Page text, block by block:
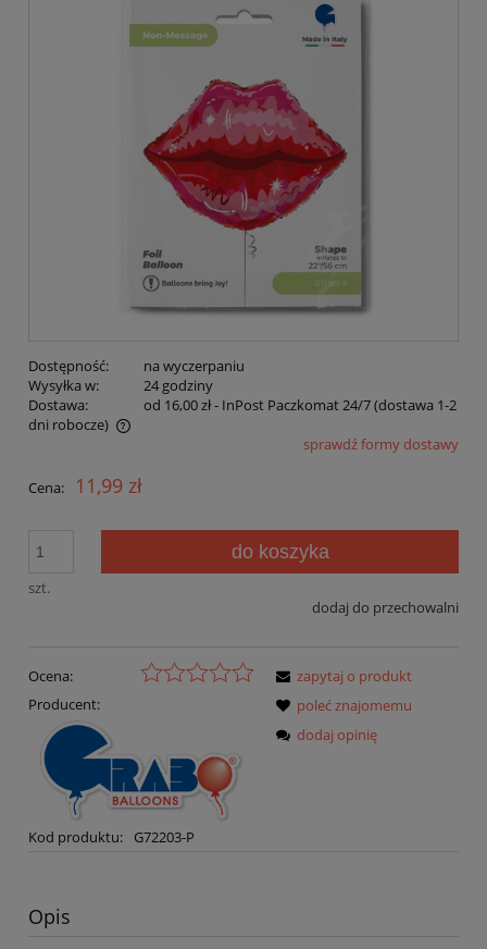
Dostępność:
na wyczerpaniu
Wysyłka w:
24 godziny
Dostawa:
od 16,00 zł- InPost Paczkomat 24/7 (dostawa 1-2
dni robocze)
Cena nie zawiera ewentualnych kosztów płatnościsprawdź formy dostawy
Cena: 11,99 zł
szt.
do koszyka
dodaj do przechowalni
Ocena:
Producent:
Kod produktu: G72203-P
zapytaj o produkt
poleć znajomemu
dodaj opinię
Opis